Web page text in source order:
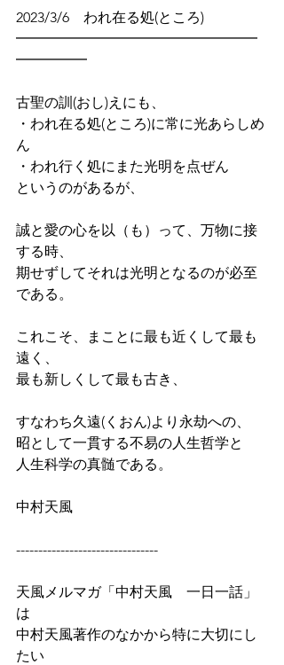
2023/3/6　われ在る処(ところ)
━━━━━━━━━━━━━━━━━
━━━━━
古聖の訓(おし)えにも、
・われ在る処(ところ)に常に光あらしめ
ん
・われ行く処にまた光明を点ぜん
というのがあるが、
誠と愛の心を以（も）って、万物に接
する時、
期せずしてそれは光明となるのが必至
である。
これこそ、まことに最も近くして最も
遠く、
最も新しくして最も古き、
すなわち久遠(くおん)より永劫への、
昭として一貫する不易の人生哲学と
人生科学の真髄である。
中村天風
--------------------------------
天風メルマガ「中村天風　一日一話」
は
中村天風著作のなかから特に大切にし
たい